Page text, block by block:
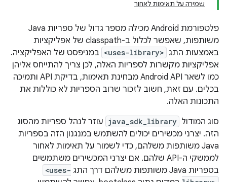
שמירה על תאימות לאחור
פלטפורמת Android מכילה מספר גדול של ספריות Java
משותפות, שאפשר לכלול ב-classpath של אפליקציות
באמצעות התג <uses-library> במניפסט של האפליקציה.
אפליקציות מקשרות לספריות האלה, לכן צריך להתייחס אליהן
כמו לשאר Android API מבחינת תאימות, בדיקת API ותמיכה
בכלים. עם זאת, חשוב לזכור שרוב הספריות לא כוללות את
התכונות האלה.
סוג המודול java_sdk_library עוזר לנהל ספריות מהסוג
הזה. יצרני מכשירים יכולים להשתמש במנגנון הזה בספריות
Java משותפות משלהם, כדי לשמור על תאימות לאחור
לממשקי ה-API שלהם. אם יצרני המכשירים משתמשים
בספריות Java משותפות משלהם דרך התג
<uses-